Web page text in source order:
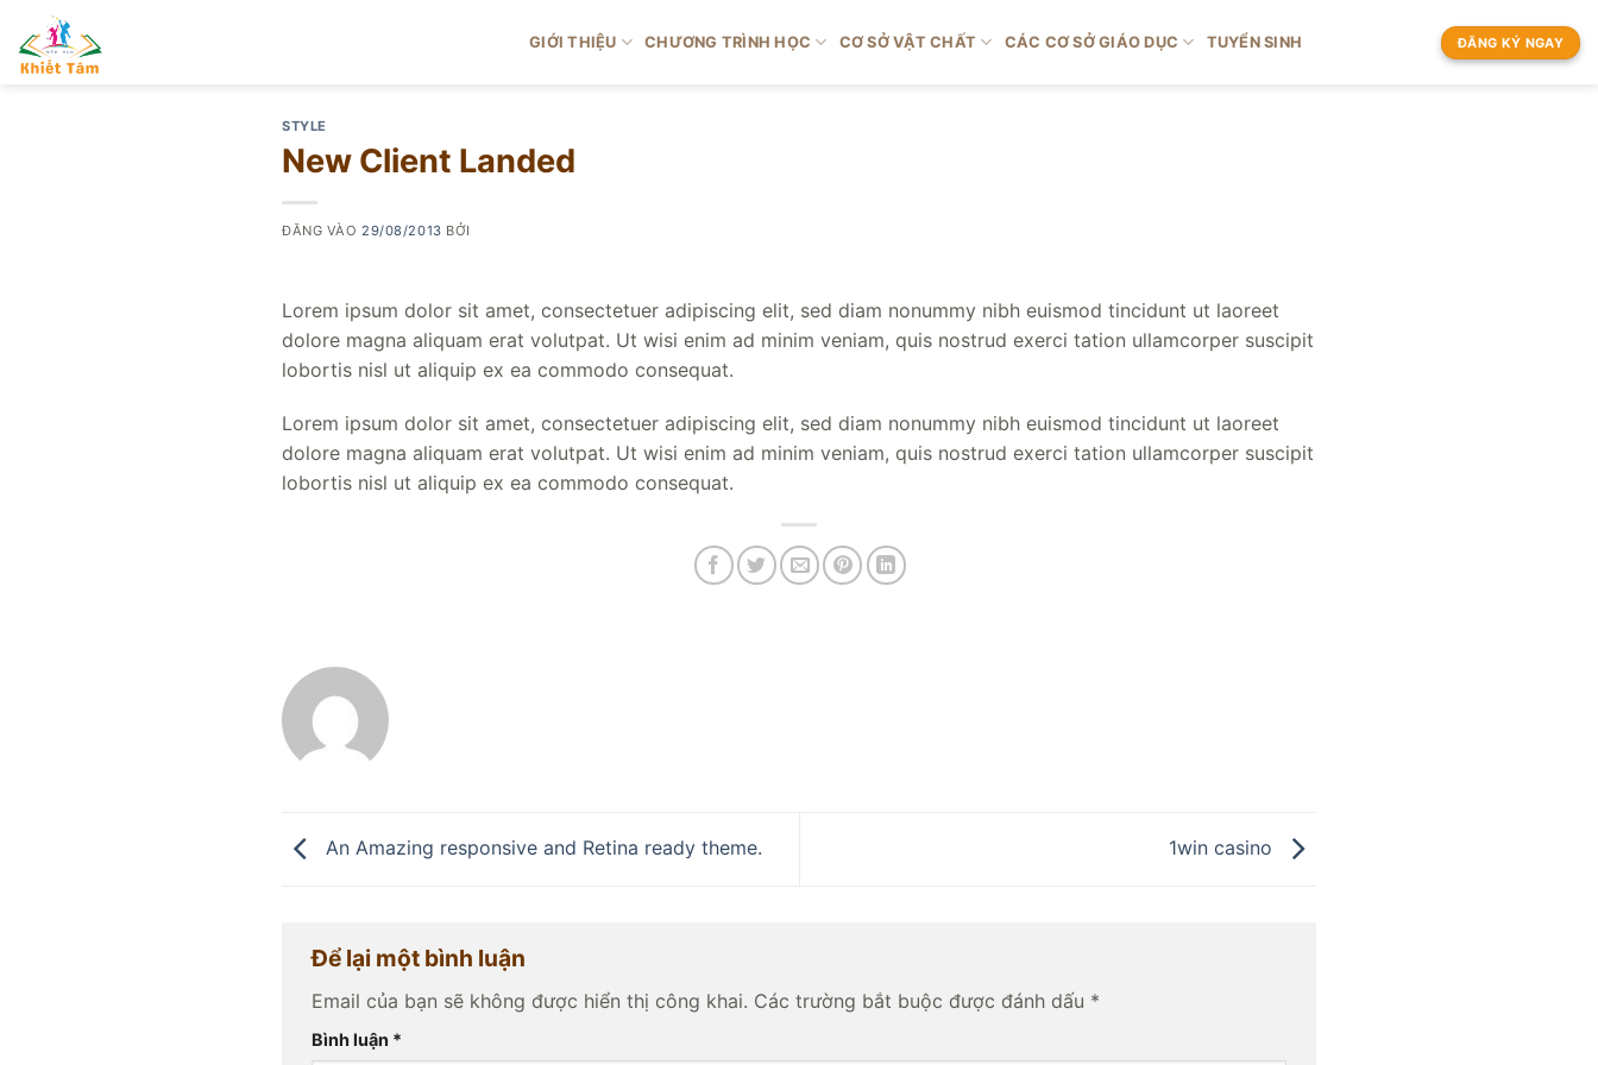
qua
nội
GIỚI THIỆU CHƯƠNG TRÌNH HỌC CƠ SỞ VẬT CHẤT CÁC CƠ SỞ GIÁO DỤC TUYỂN SINH ĐĂNG KÝ NGAY
STYLE
New Client Landed
ĐĂNG VÀO 29/08/2013 BỞI
Lorem ipsum dolor sit amet, consectetuer adipiscing elit, sed diam nonummy nibh euismod tincidunt ut laoreet
dolore magna aliquam erat volutpat. Ut wisi enim ad minim veniam, quis nostrud exerci tation ullamcorper suscipit
lobortis nisl ut aliquip ex ea commodo consequat.
Lorem ipsum dolor sit amet, consectetuer adipiscing elit, sed diam nonummy nibh euismod tincidunt ut laoreet
dolore magna aliquam erat volutpat. Ut wisi enim ad minim veniam, quis nostrud exerci tation ullamcorper suscipit
lobortis nisl ut aliquip ex ea commodo consequat.
An Amazing responsive and Retina ready theme. 1win casino
Để lại một bình luận
Email của bạn sẽ không được hiển thị công khai. Các trường bắt buộc được đánh dấu *
Bình luận *